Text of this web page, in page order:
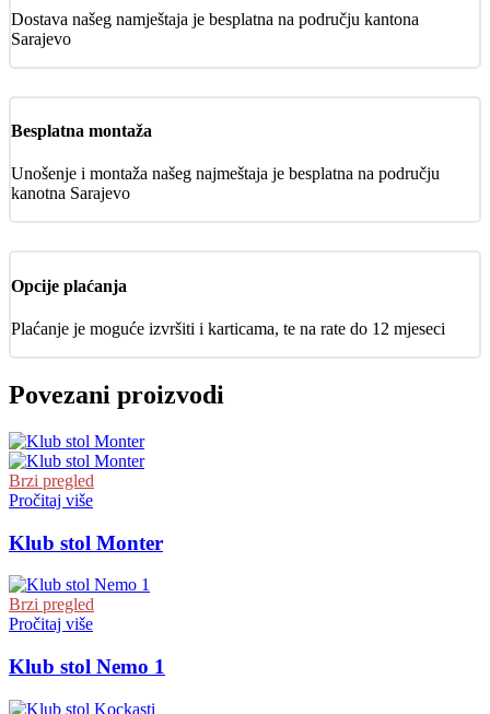
Dostava našeg namještaja je besplatna na području kantona
Sarajevo
Besplatna montaža
Unošenje i montaža našeg najmeštaja je besplatna na području
kanotna Sarajevo
Opcije plaćanja
Plaćanje je moguće izvršiti i karticama, te na rate do 12 mjeseci
Povezani proizvodi
Brzi pregled
Pročitaj više
Klub stol Monter
Brzi pregled
Pročitaj više
Klub stol Nemo 1